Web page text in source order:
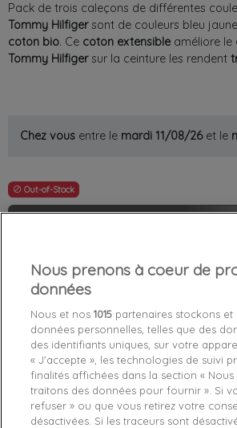
Pack de trois caleçons de différentes
Tommy Hilfigersont de couleurs bleu
coton bio. Ce coton extensible améliore le
Tommy Hilfigersur la ceinture les rendent
Chez vous entre le mardi 11/08/26et le
 Out-of-Stock
Livraison gratuite *
Retours sous 100 jours
Produit certifié authentique
Caractéristiques
Détails du produit Fabriquant
Nous prenons à coeur de
données
Nous et nos1015 partenaires stockons et
données personnelles, telles que des
des identifiants uniques, sur votre
« J’accepte », les technologies de suivi
finalités affichées dans la section «
traitons des données pour fournir ». Si
refuser » ou que vous retirez votre
désactivées. Si les traceurs sont